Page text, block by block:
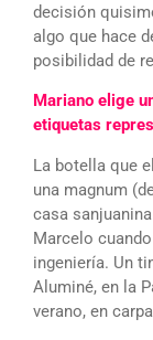
decisión
algo que hace
posibilidad de
Mariano elige
etiquetas
La botella que
una magnum
casa sanjuanina
Marcelo
ingeniería. Un
Aluminé, en la
verano, en